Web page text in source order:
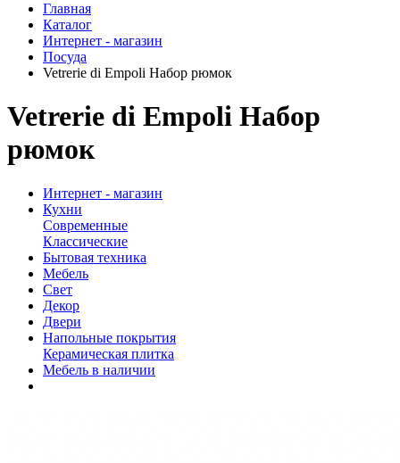
Главная
Каталог
Интернет - магазин
Посуда
Vetrerie di Empoli Набор рюмок
Vetrerie di Empoli Набор
рюмок
Интернет - магазин
Кухни
Современные
Классические
Бытовая техника
Мебель
Свет
Декор
Двери
Напольные покрытия
Керамическая плитка
Мебель в наличии